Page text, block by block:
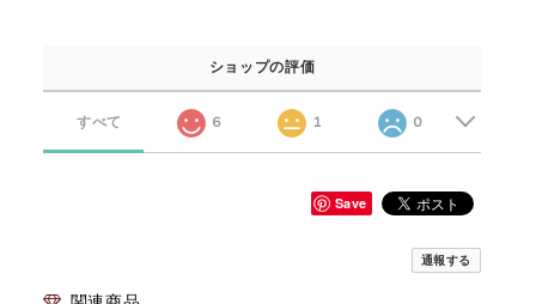
ショップの評価
すべて 6 1 0
Save
通報する